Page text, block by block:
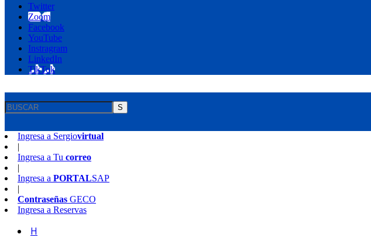
Twitter
Zoom
Facebook
YouTube
Instragram
LinkedIn
TikTok
S
Ingresa a Sergiovirtual
|
Ingresa a Tu correo
|
Ingresa a PORTALSAP
|
Contraseñas GECO
Ingresa a Reservas
H